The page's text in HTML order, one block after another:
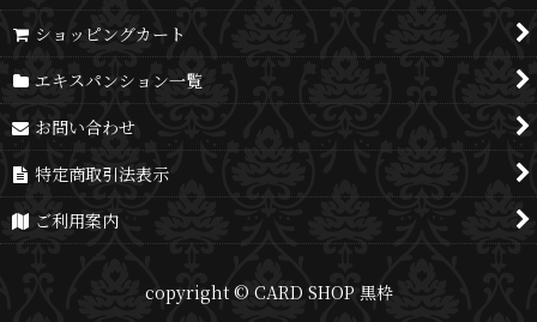
ショッピングカート
エキスパンション一覧
お問い合わせ
特定商取引法表示
ご利用案内
copyright © CARD SHOP 黒枠